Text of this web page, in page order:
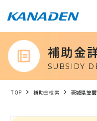
補助金
SUBSIDY
TOP 補助金検索 茨城県笠